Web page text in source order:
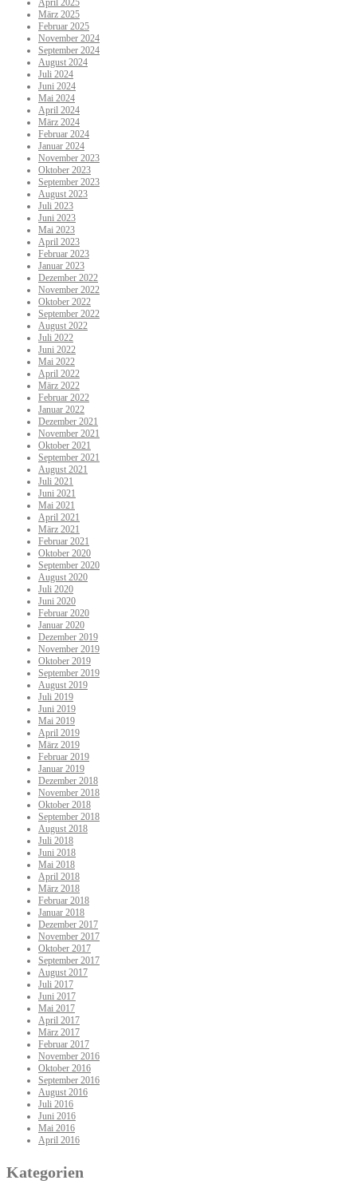
April 2025
März 2025
Februar 2025
November 2024
September 2024
August 2024
Juli 2024
Juni 2024
Mai 2024
April 2024
März 2024
Februar 2024
Januar 2024
November 2023
Oktober 2023
September 2023
August 2023
Juli 2023
Juni 2023
Mai 2023
April 2023
Februar 2023
Januar 2023
Dezember 2022
November 2022
Oktober 2022
September 2022
August 2022
Juli 2022
Juni 2022
Mai 2022
April 2022
März 2022
Februar 2022
Januar 2022
Dezember 2021
November 2021
Oktober 2021
September 2021
August 2021
Juli 2021
Juni 2021
Mai 2021
April 2021
März 2021
Februar 2021
Oktober 2020
September 2020
August 2020
Juli 2020
Juni 2020
Februar 2020
Januar 2020
Dezember 2019
November 2019
Oktober 2019
September 2019
August 2019
Juli 2019
Juni 2019
Mai 2019
April 2019
März 2019
Februar 2019
Januar 2019
Dezember 2018
November 2018
Oktober 2018
September 2018
August 2018
Juli 2018
Juni 2018
Mai 2018
April 2018
März 2018
Februar 2018
Januar 2018
Dezember 2017
November 2017
Oktober 2017
September 2017
August 2017
Juli 2017
Juni 2017
Mai 2017
April 2017
März 2017
Februar 2017
November 2016
Oktober 2016
September 2016
August 2016
Juli 2016
Juni 2016
Mai 2016
April 2016
Kategorien